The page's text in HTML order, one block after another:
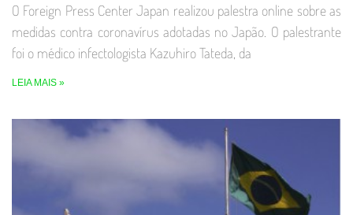
O Foreign Press Center Japan realizou palestra online sobre as
medidas contra coronavírus adotadas no Japão. O palestrante
foi o médico infectologista Kazuhiro Tateda, da
LEIA MAIS »